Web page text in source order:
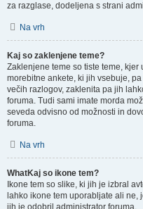
za razglase, dodeljena s strani
Na vrh
Kaj so zaklenjene teme?
Zaklenjene teme so tiste teme,
morebitne ankete, ki jih vsebuje,
večih razlogov, zaklenita pa jih
foruma. Tudi sami imate morda
seveda odvisno od možnosti in
foruma.
Na vrh
WhatKaj so ikone tem?
Ikone tem so slike, ki jih je izbral
lahko ikone tem uporabljate ali
jih je odobril administrator foruma.